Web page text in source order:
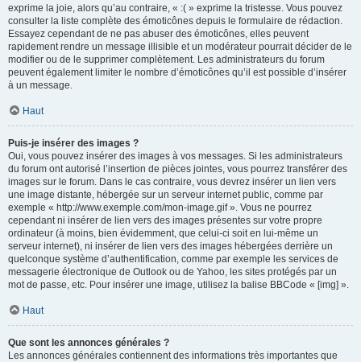
exprime la joie, alors qu’au contraire, « :( » exprime la tristesse. Vous pouvez
consulter la liste complète des émoticônes depuis le formulaire de rédaction.
Essayez cependant de ne pas abuser des émoticônes, elles peuvent
rapidement rendre un message illisible et un modérateur pourrait décider de le
modifier ou de le supprimer complètement. Les administrateurs du forum
peuvent également limiter le nombre d’émoticônes qu’il est possible d’insérer
à un message.
Haut
Puis-je insérer des images ?
Oui, vous pouvez insérer des images à vos messages. Si les administrateurs
du forum ont autorisé l’insertion de pièces jointes, vous pourrez transférer des
images sur le forum. Dans le cas contraire, vous devrez insérer un lien vers
une image distante, hébergée sur un serveur internet public, comme par
exemple « http://www.exemple.com/mon-image.gif ». Vous ne pourrez
cependant ni insérer de lien vers des images présentes sur votre propre
ordinateur (à moins, bien évidemment, que celui-ci soit en lui-même un
serveur internet), ni insérer de lien vers des images hébergées derrière un
quelconque système d’authentification, comme par exemple les services de
messagerie électronique de Outlook ou de Yahoo, les sites protégés par un
mot de passe, etc. Pour insérer une image, utilisez la balise BBCode « [img] ».
Haut
Que sont les annonces générales ?
Les annonces générales contiennent des informations très importantes que